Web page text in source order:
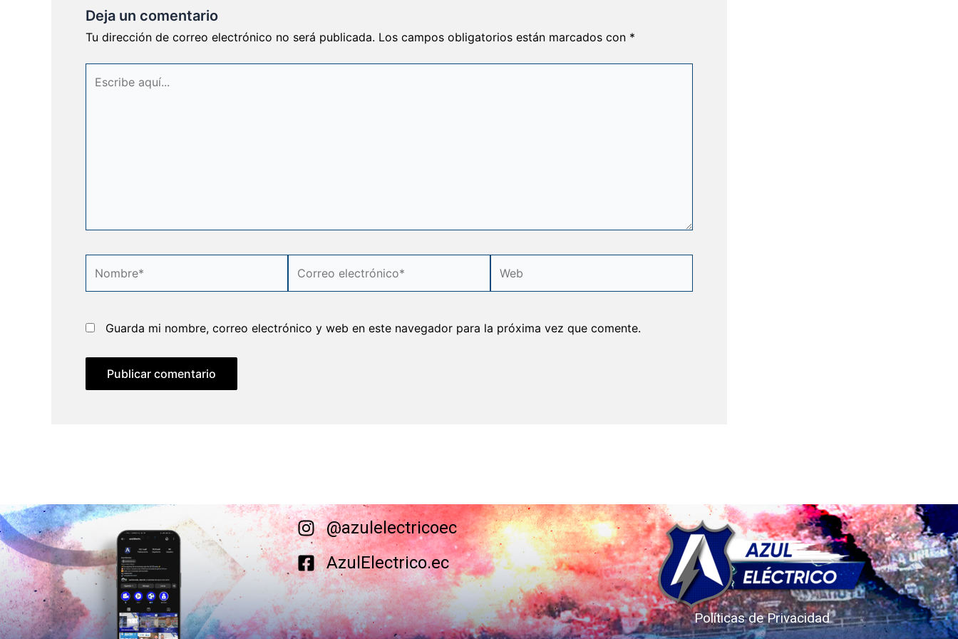
Deja un comentario
Tu dirección de correo electrónico no será publicada. Los campos obligatorios están marcados con *
aquí...
electrónico*
Guarda mi nombre, correo electrónico y web en este navegador para la próxima vez que comente.
@azulelectricoec
AzulElectrico.ec
Políticas de Privacidad